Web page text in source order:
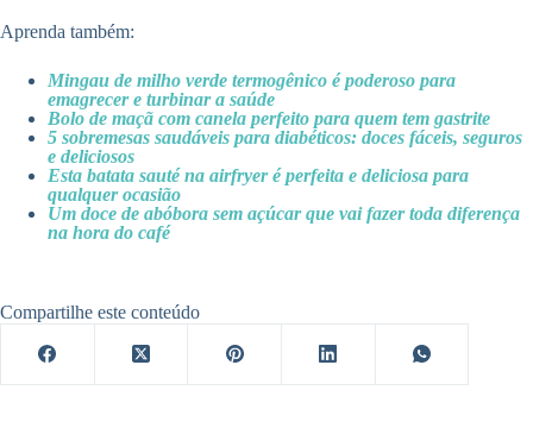
Aprenda também:
Mingau de milho verde termogênico é poderoso para
emagrecer e turbinar a saúde
Bolo de maçã com canela perfeito para quem tem gastrite
5 sobremesas saudáveis para diabéticos: doces fáceis, seguros
e deliciosos
Esta batata sauté na airfryer é perfeita e deliciosa para
qualquer ocasião
Um doce de abóbora sem açúcar que vai fazer toda diferença
na hora do café
Compartilhe este conteúdo